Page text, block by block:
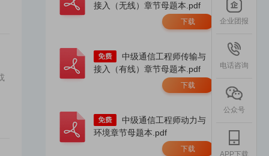
接入（无线）章节母题本.pdf
下载
接入（有线）章节母题本.pdf
下载
环境章节母题本.pdf
下载
企业团报
电话咨询
公众号
APP下载